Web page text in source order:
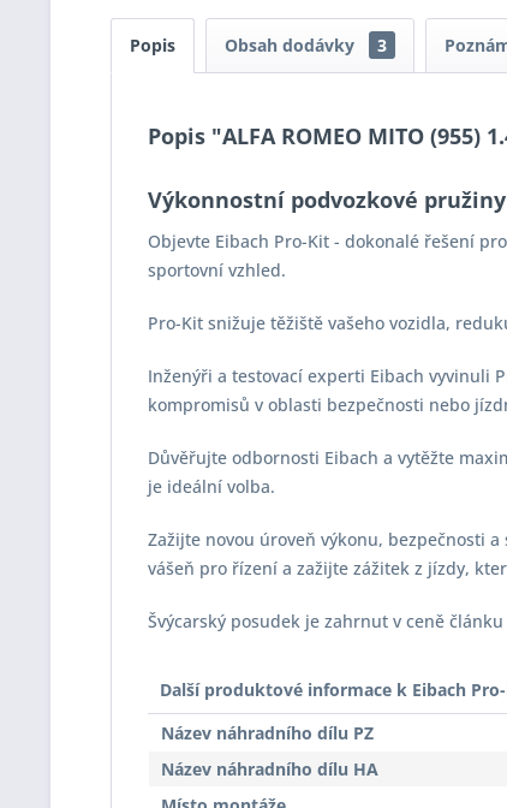
Popis Obsah dodávky 3
Popis "ALFA ROMEO MITO (955)
Výkonnostní podvozkové
Objevte Eibach Pro-Kit - dokonalé řešení
sportovní vzhled.
Pro-Kit snižuje těžiště vašeho vozidla,
Inženýři a testovací experti Eibach vyvinuli
kompromisů v oblasti bezpečnosti nebo
Důvěřujte odbornosti Eibach a vytěžte
je ideální volba.
Zažijte novou úroveň výkonu, bezpečnosti
vášeň pro řízení a zažijte zážitek z jízdy,
Švýcarský posudek je zahrnut v ceně
Další produktové informace k Eibach
Název náhradního dílu PZ
Název náhradního dílu HA